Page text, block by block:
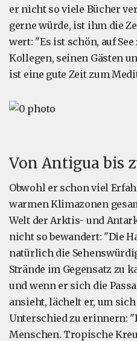
er nicht so viele Bücher
gerne würde, ist ihm die
wert: "Es ist schön, auf
Kollegen, seinen Gästen
ist eine gute Zeit zum
Von Antigua bis
Obwohl er schon viel
warmen Klimazonen
Welt der Arktis- und
nicht so bewandert: "Die
natürlich die
Strände im Gegensatz zu
und wenn er sich die
ansieht, lächelt er, um
Unterschied zu erinnern:
Menschen. Tropische